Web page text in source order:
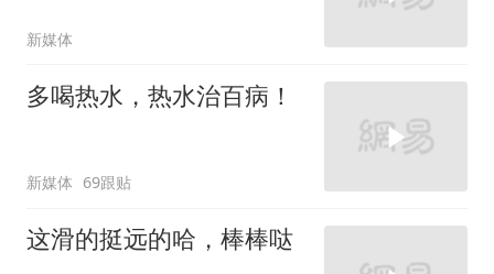
新媒体
多喝热水，热水治百病！
新媒体 69跟贴
这滑的挺远的哈，棒棒哒